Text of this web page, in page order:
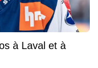
à Laval et à